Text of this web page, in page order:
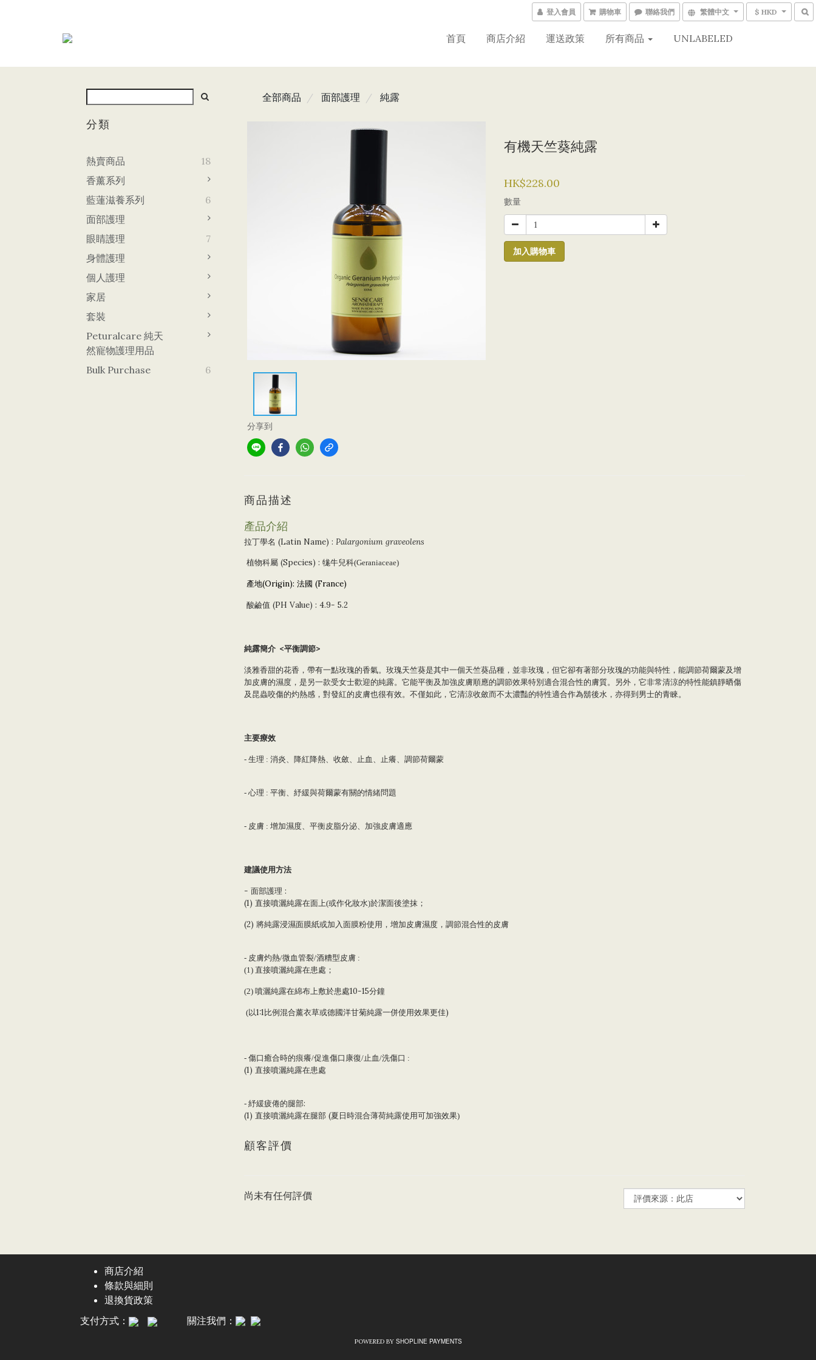
登入會員 購物車 聯絡我們 繁體中文 $ HKD
首頁 商店介紹 運送政策 所有商品 UNLABELED
分類
熱賣商品
18
香薰系列
藍蓮滋養系列
6
面部護理
眼睛護理
7
身體護理
個人護理
家居
套裝
Peturalcare 純天
然寵物護理用品
Bulk Purchase
6
全部商品 面部護理 純露
分享到
有機天竺葵純露
HK$228.00
數量
加入購物車
商品描述
產品介紹
拉丁學名 (Latin Name) : Palargonium graveolens
植物科屬 (Species) : 牻牛兒科(Geraniaceae)
產地(Origin): 法國 (France)
酸鹼值 (PH Value) : 4.9- 5.2
純露簡介 <平衡調節>
淡雅香甜的花香，帶有一點玫瑰的香氣。玫瑰天竺葵是其中一個天竺葵品種，並非玫瑰，但它卻有著部分玫瑰的功能與特性，能調節荷爾蒙及增
加皮膚的濕度，是另一款受女士歡迎的純露。它能平衡及加強皮膚順應的調節效果特別適合混合性的膚質。另外，它非常清涼的特性能鎮靜晒傷
及昆蟲咬傷的灼熱感，對發紅的皮膚也很有效。不僅如此，它清涼收斂而不太濃豔的特性適合作為鬍後水，亦得到男士的青睞。
主要療效
- 生理 : 消炎、降紅降熱、收斂、止血、止癢、調節荷爾蒙
- 心理 : 平衡、 紓緩與荷爾蒙有關的情緒問題
- 皮膚 : 增加濕度、平衡皮脂分泌、加強皮膚適應
建議使用方法
- 面部護理 :
(1) 直接噴灑純露在面上(或作化妝水)於潔面後塗抹；
(2) 將純露浸濕面膜紙或加入面膜粉使用，增加皮膚濕度，調節混合性的皮膚
- 皮膚灼熱/微血管裂/酒糟型皮膚 :
(1) 直接噴灑純露在患處；
(2) 噴灑純露在綿布上敷於患處10-15分鐘
(以1:1比例混合薰衣草或德國洋甘菊純露一併使用效果更佳)
- 傷口癒合時的痕癢/促進傷口康復/止血/洗傷口 :
(1) 直接噴灑純露在患處
- 紓緩疲倦的腿部:
(1) 直接噴灑純露在腿部 (夏日時混合薄荷純露使用可加強效果)
顧客評價
尚未有任何評價
商店介紹
條款與細則
退換貨政策
支付方式： 關注我們：
POWERED BY SHOPLINE PAYMENTS